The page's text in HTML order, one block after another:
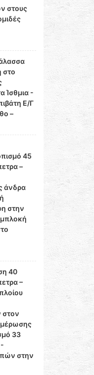
στους
στο
Ίσθμια -
Ε/Γ
–
45
–
άνδρα
στην
40
–
στον
33
στην